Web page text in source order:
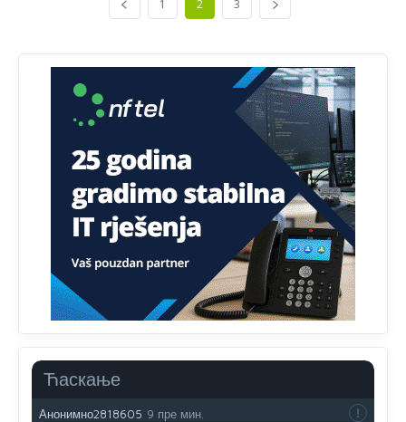
1 2 3
Ћаскање
Анонимно2811968 јуче
12:34
Анонимно2811968
Nema bolesti kao sto je mrznja.Nemadara kao sto je
bogastva kao st je mir i Boziji blagosov!
Анонимно2022778
https://bebarijum.rs/
Анонимно2817461
U SAD poslje zatvaranja biracki mesta,za 5 minuta znaju
ko je pobjedio... u Japanu za 2 minuta,kod nas mjesec
dana pre izbora zna se ko ce pobediti!!
Анонимно2553747 9:55
Jel moguće da toliko zaostaju za nama..
Анонимно2818605 9 пре мин.